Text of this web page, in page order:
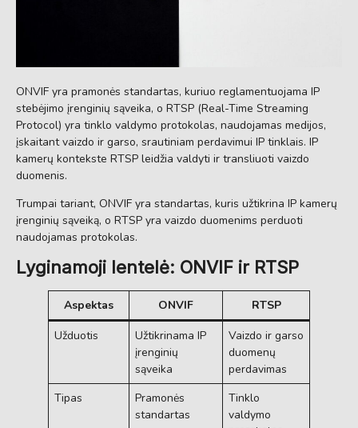
ONVIF yra pramonės standartas, kuriuo reglamentuojama IP
stebėjimo įrenginių sąveika, o RTSP (Real-Time Streaming
Protocol) yra tinklo valdymo protokolas, naudojamas medijos,
įskaitant vaizdo ir garso, srautiniam perdavimui IP tinklais. IP
kamerų kontekste RTSP leidžia valdyti ir transliuoti vaizdo
duomenis.
Trumpai tariant, ONVIF yra standartas, kuris užtikrina IP kamerų
įrenginių sąveiką, o RTSP yra vaizdo duomenims perduoti
naudojamas protokolas.
Lyginamoji lentelė: ONVIF ir RTSP
Aspektas ONVIF
RTSP
Užduotis
Užtikrinama IP
įrenginių
sąveika
Vaizdo ir garso
duomenų
perdavimas
Tipas
Pramonės
standartas
Tinklo
valdymo